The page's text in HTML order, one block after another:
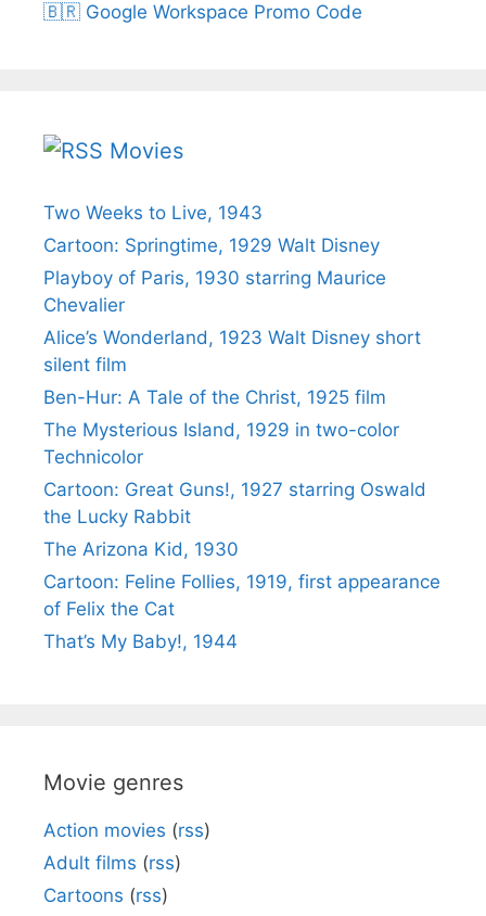
🇧🇷 Google Workspace Promo Code
Movies
Two Weeks to Live, 1943
Cartoon: Springtime, 1929 Walt Disney
Playboy of Paris, 1930 starring Maurice
Chevalier
Alice’s Wonderland, 1923 Walt Disney short
silent film
Ben-Hur: A Tale of the Christ, 1925 film
The Mysterious Island, 1929 in two-color
Technicolor
Cartoon: Great Guns!, 1927 starring Oswald
the Lucky Rabbit
The Arizona Kid, 1930
Cartoon: Feline Follies, 1919, first appearance
of Felix the Cat
That’s My Baby!, 1944
Movie genres
Action movies (rss)
Adult films (rss)
Cartoons (rss)